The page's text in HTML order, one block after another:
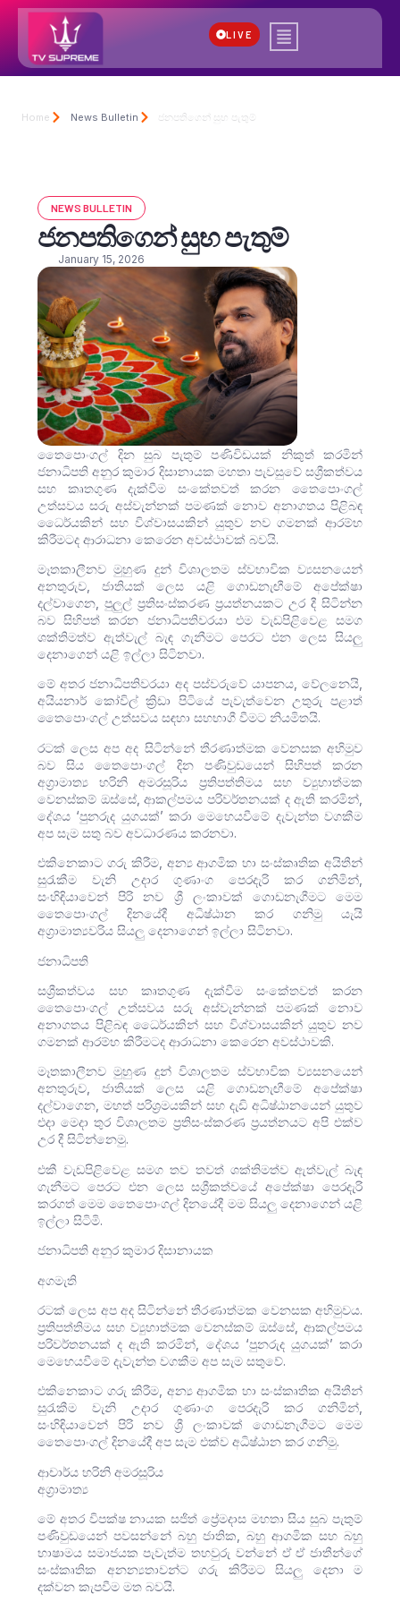
LIVE
Home News Bulletin ජනපතිගෙන් සුභ පැතුම්
NEWS BULLETIN
ජනපතිගෙන් සුභ පැතුම්
January 15, 2026
තෛපොංගල් දින සුබ පැතුම් පණිවිඩයක් නිකුත් කරමින්
ජනාධිපති අනුර කුමාර දිසානායක මහතා පැවසුවේ සශ්‍රීකත්වය
සහ කෘතගුණ දැක්වීම සංකේතවත් කරන තෛපොංගල්
උත්සවය සරු අස්වැන්නක් පමණක් නොව අනාගතය පිළිබඳ
ධෛර්යකින් සහ විශ්වාසයකින් යුතුව නව ගමනක් ආරම්භ
කිරීමටද ආරාධනා කෙරෙන අවස්ථාවක් බවයි.
මෑතකාලීනව මුහුණ දුන් විශාලතම ස්වභාවික ව්‍යසනයෙන්
අනතුරුව, ජාතියක් ලෙස යළි ගොඩනැඟීමේ අපේක්ෂා
දල්වාගෙන, පුලුල් ප්‍රතිසංස්කරණ ප්‍රයත්නයකට උර දී සිටින්න
බව සිහිපත් කරන ජනාධිපතිවරයා ‍එම වැඩපිළිවෙළ සමග
ශක්තිමත්ව ඇත්වැල් බැඳ ගැනීමට පෙරට එන ලෙස සියලු
දෙනාගෙන් යළි ඉල්ලා සිටිනවා.
මේ අතර ජනාධිපතිවරයා අද පස්වරුවේ යාපනය, වේලනෙයි,
අයියනාර් කෝවිල් ක්‍රිඩා පිටියේ පැවැත්වෙන උතුරු පළාත්
තෛපොංගල් උත්සවය සඳහා සහභාගී වීමට නියමිතයි.
රටක් ලෙස අප අද සිටින්නේ තීරණාත්මක වෙනසක අභිමුව
බව සිය තෛපොංගල් දින පණිවුඩයෙන් සිහිපත් කරන
අග්‍රාමාත්‍ය හරිනි අමරසූරිය ප්‍රතිපත්තිමය සහ ව්‍යුහාත්මක
වෙනස්කම් ඔස්සේ, ආකල්පමය පරිවර්තනයක් ද ඇති කරමින්,
දේශය ‘පුනරුද යුගයක්’ කරා මෙහෙයවීමේ දැවැන්ත වගකීම
අප සැම සතු බව අවධාරණය කරනවා.
එකිනෙකාට ගරු කිරීම, අන්‍ය ආගමික හා සංස්කෘතික අයිතීන්
සුරැකීම වැනි උදාර ගුණාංග පෙරදැරි කර ගනිමින්,
සංහිඳියාවෙන් පිරි නව ශ්‍රී ලංකාවක් ගොඩනැගීමට මෙම
තෛපොංගල් දිනයේදී අධිෂ්ඨාන කර ගනිමු යැයි
අග්‍රාමාත්‍යවරිය සියලු දෙනාගෙන් ඉල්ලා සිටිනවා.
ජනාධිපති
සශ්‍රීකත්වය සහ කෘතගුණ දැක්වීම සංකේතවත් කරන
තෛපොංගල් උත්සවය සරු අස්වැන්නක් පමණක් නොව
අනාගතය පිළිබඳ ධෛර්යකින් සහ විශ්වාසයකින් යුතුව නව
ගමනක් ආරම්භ කිරීමටද ආරාධනා කෙරෙන අවස්ථාවකි.
මෑතකාලීනව මුහුණ දුන් විශාලතම ස්වභාවික ව්‍යසනයෙන්
අනතුරුව, ජාතියක් ලෙස යළි ගොඩනැඟීමේ අපේක්ෂා
දල්වාගෙන, මහත් පරිශ්‍රමයකින් සහ දැඩි අධිෂ්ඨානයෙන් යුතුව
එදා මෙදා තුර විශාලතම ප්‍රතිසංස්කරණ ප්‍රයත්නයට අපි එක්ව
උර දී සිටින්නෙමු. ‍
එකී වැඩපිළිවෙළ සමග තව තවත් ශක්තිමත්ව ඇත්වැල් බැඳ
ගැනීමට පෙරට එන ලෙස සශ්‍රීකත්වයේ අපේක්ෂා පෙරදැරි
කරගත් මෙම තෛපොංගල් දිනයේදී මම සියලු දෙනාගෙන් යළි
ඉල්ලා සිටිමි.
ජනාධිපති අනුර කුමාර දිසානායක
අගමැති
රටක් ලෙස අප අද සිටින්නේ තීරණාත්මක වෙනසක අභිමුවය.
ප්‍රතිපත්තිමය සහ ව්‍යුහාත්මක වෙනස්කම් ඔස්සේ, ආකල්පමය
පරිවර්තනයක් ද ඇති කරමින්, දේශය ‘පුනරුද යුගයක්’ කරා
මෙහෙයවීමේ දැවැන්ත වගකීම අප සැම සතුවේ.
එකිනෙකාට ගරු කිරීම, අන්‍ය ආගමික හා සංස්කෘතික අයිතීන්
සුරැකීම වැනි උදාර ගුණාංග පෙරදැරි කර ගනිමින්,
සංහිඳියාවෙන් පිරි නව ශ්‍රී ලංකාවක් ගොඩනැගීමට මෙම
තෛපොංගල් දිනයේදී අප සැම එක්ව අධිෂ්ඨාන කර ගනිමු.
ආචාර්ය හරිනි අමරසූරිය
අග්‍රාමාත්‍ය
මේ අතර විපක්ෂ නායක සජිත් ප්‍රේමදාස මහතා සිය සුබ පැතුම්
පණිවුඩයෙන් පවසන්නේ බහු ජාතික, බහු ආගමික සහ බහු
භාෂාමය සමාජයක පැවැත්ම තහවුරු වන්නේ ඒ ඒ ජාතීන්ගේ
සංස්කෘතික අනන්‍යතාවන්ට ගරු කිරීමට සියලු දෙනා ම
දක්වන කැපවීම මත බවයි.